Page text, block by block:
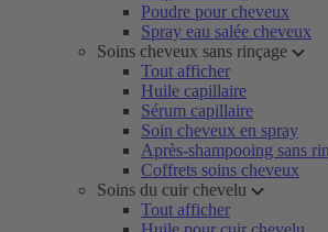
Poudre pour cheveux
Spray eau salée cheveux
Soins cheveux sans rinçage
Tout afficher
Huile capillaire
Sérum capillaire
Soin cheveux en spray
Après-shampooing sans
Coffrets soins cheveux
Soins du cuir chevelu
Tout afficher